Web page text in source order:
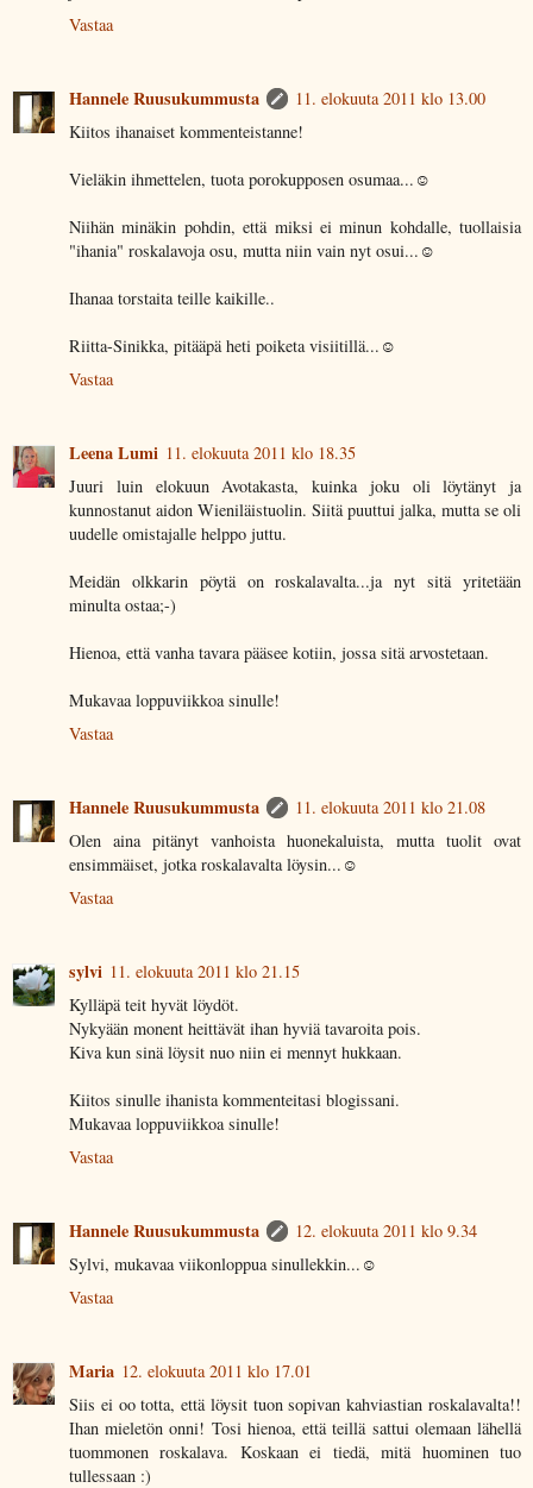
Vastaa
Hannele Ruusukummusta
11. elokuuta 2011 klo 13.00
Kiitos ihanaiset kommenteistanne!
Vieläkin ihmettelen, tuota porokupposen osumaa...☺
Niihän minäkin pohdin, että miksi ei minun kohdalle, tuollaisia
"ihania" roskalavoja osu, mutta niin vain nyt osui...☺
Ihanaa torstaita teille kaikille..
Riitta-Sinikka, pitääpä heti poiketa visiitillä...☺
Vastaa
Leena Lumi 11. elokuuta 2011 klo 18.35
Juuri luin elokuun Avotakasta, kuinka joku oli löytänyt ja
kunnostanut aidon Wieniläistuolin. Siitä puuttui jalka, mutta se oli
uudelle omistajalle helppo juttu.
Meidän olkkarin pöytä on roskalavalta...ja nyt sitä yritetään
minulta ostaa;-)
Hienoa, että vanha tavara pääsee kotiin, jossa sitä arvostetaan.
Mukavaa loppuviikkoa sinulle!
Vastaa
Hannele Ruusukummusta
11. elokuuta 2011 klo 21.08
Olen aina pitänyt vanhoista huonekaluista, mutta tuolit ovat
ensimmäiset, jotka roskalavalta löysin...☺
Vastaa
sylvi 11. elokuuta 2011 klo 21.15
Kylläpä teit hyvät löydöt.
Nykyään monent heittävät ihan hyviä tavaroita pois.
Kiva kun sinä löysit nuo niin ei mennyt hukkaan.
Kiitos sinulle ihanista kommenteitasi blogissani.
Mukavaa loppuviikkoa sinulle!
Vastaa
Hannele Ruusukummusta
12. elokuuta 2011 klo 9.34
Sylvi, mukavaa viikonloppua sinullekkin...☺
Vastaa
Maria 12. elokuuta 2011 klo 17.01
Siis ei oo totta, että löysit tuon sopivan kahviastian roskalavalta!!
Ihan mieletön onni! Tosi hienoa, että teillä sattui olemaan lähellä
tuommonen roskalava. Koskaan ei tiedä, mitä huominen tuo
tullessaan :)